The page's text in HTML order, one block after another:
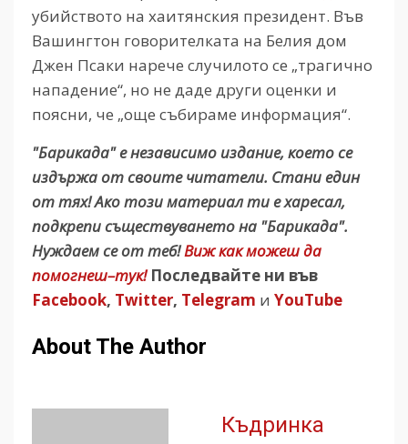
убийството на хаитянския президент. Във
Вашингтон говорителката на Белия дом
Джен Псаки нарече случилото се „трагично
нападение“, но не даде други оценки и
поясни, че „още събираме информация“.
"Барикада" е независимо издание, което се
издържа от своите читатели. Стани един
от тях! Ако този материал ти е харесал,
подкрепи съществуването на "Барикада".
Нуждаем се от теб!Виж как можеш да
помогнеш–тук! Последвайте ни във
Facebook, Twitter, Telegram и YouTube
About The Author
Къдринка